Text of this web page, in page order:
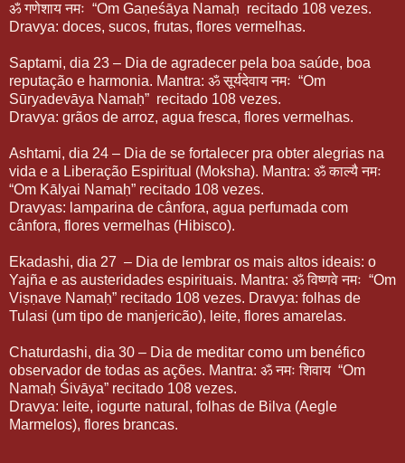
ॐ गणेशाय नमः “Om Gaṇeśāya Namaḥ recitado 108 vezes.
Dravya: doces, sucos, frutas, flores vermelhas.
Saptami, dia 23 – Dia de agradecer pela boa saúde, boa
reputação e harmonia. Mantra: ॐ सूर्यदेवाय नमः “Om
Sūryadevāya Namaḥ” recitado 108 vezes.
Dravya: grãos de arroz, agua fresca, flores vermelhas.
Ashtami, dia 24 – Dia de se fortalecer pra obter alegrias na
vida e a Liberação Espiritual (Moksha). Mantra: ॐ काल्यै नमः
“Om Kālyai Namaḥ” recitado 108 vezes.
Dravyas: lamparina de cânfora, agua perfumada com
cânfora, flores vermelhas (Hibisco).
Ekadashi, dia 27 – Dia de lembrar os mais altos ideais: o
Yajña e as austeridades espirituais. Mantra: ॐ विष्णवे नमः “Om
Viṣṇave Namaḥ” recitado 108 vezes. Dravya: folhas de
Tulasi (um tipo de manjericão), leite, flores amarelas.
Chaturdashi, dia 30 – Dia de meditar como um benéfico
observador de todas as ações. Mantra: ॐ नमः शिवाय “Om
Namaḥ Śivāya” recitado 108 vezes.
Dravya: leite, iogurte natural, folhas de Bilva (Aegle
Marmelos), flores brancas.